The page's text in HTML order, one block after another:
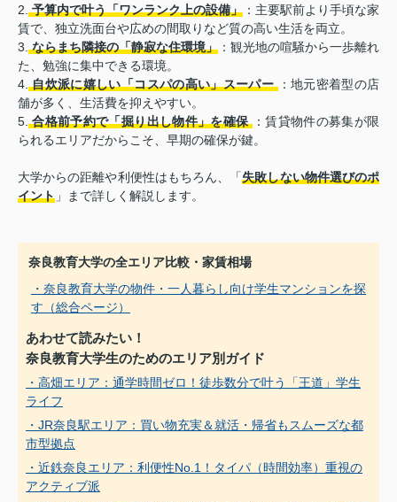
2. 予算内で叶う「ワンランク上の設備」 ：主要駅前より手頃な家
賃で、独立洗面台や広めの間取りなど質の高い生活を両立。
3. ならまち隣接の「静寂な住環境」 ：観光地の喧騒から一歩離れ
た、勉強に集中できる環境。
4. 自炊派に嬉しい「コスパの高い」スーパー：地元密着型の店
舗が多く、生活費を抑えやすい。
5. 合格前予約で「掘り出し物件」を確保：賃貸物件の募集が限
られるエリアだからこそ、早期の確保が鍵。
大学からの距離や利便性はもちろん、「失敗しない物件選びのポ
イント 」まで詳しく解説します。
奈良教育大学の全エリア比較・家賃相場
・奈良教育大学の物件・一人暮らし向け学生マンションを探
す（総合ページ）
あわせて読みたい！
奈良教育大学生のためのエリア別ガイド
・高畑エリア：通学時間ゼロ！徒歩数分で叶う「王道」学生
ライフ
・JR奈良駅エリア：買い物充実＆就活・帰省もスムーズな都
市型拠点
・近鉄奈良エリア：利便性No.1！タイパ（時間効率）重視の
アクティブ派